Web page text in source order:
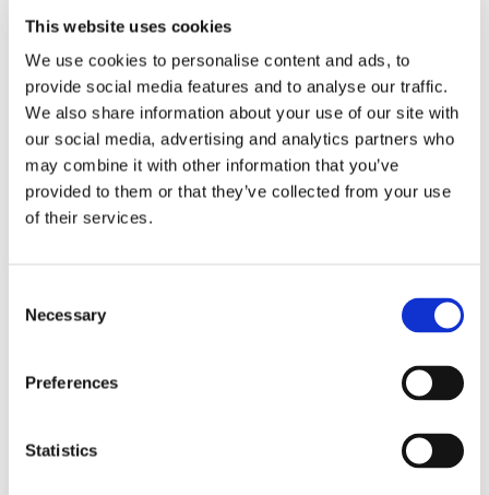
This website uses cookies
We use cookies to personalise content and ads, to
provide social media features and to analyse our traffic.
We also share information about your use of our site with
our social media, advertising and analytics partners who
may combine it with other information that you’ve
provided to them or that they’ve collected from your use
of their services.
Selection
Necessary
Preferences
Statistics
fokát, valamint a szervezet minderre adott válaszát.
Fontos, hogy ezek a markerek dinamikusak, továbbá
mind a mikrobák aktivitását, mind pedig a szervezet
válaszát tükrözik. Az IPA alacsony szintje a
kulcsfontosságú IPA-termelő fajok hiányára és a
mikrobák sokféleségének csökkenésére utalhat, míg
a kinurenin (KYN) emelkedett szintje a stresszel
A rostokban, polifenolokban és omega-3 zsírsavakban
gazdag étrend segíthet támogatni a triptofán-
jótékony indolok termelődését. Ilyen például az IPA,
életmódbeli vagy étrendi változtatásokat